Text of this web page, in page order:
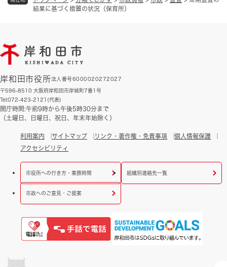
結果に基づく措置の状況（保育所）
岸和田市役所法人番号6000020272027
〒596-8510 大阪府岸和田市岸城町7番1号
Tel:072-423-2121(代表)
開庁時間:午前9時から午後5時30分まで
（土曜日、日曜日、祝日、年末年始除く）
利用案内 サイトマップ リンク・著作権・免責事項
個人情報保護
アクセシビリティ
市役所への行き方・業務時間 組織別連絡先一覧
市政へのご意見・ご提案